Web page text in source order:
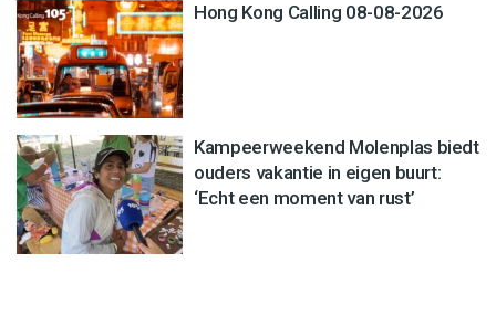
Hong Kong Calling 08-08-2026
Kampeerweekend Molenplas biedt
ouders vakantie in eigen buurt:
‘Echt een moment van rust’